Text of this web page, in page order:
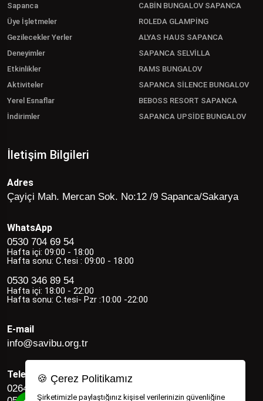
Sapanca
Üye İşletmeler
Gezilecekler Yerler
Deneyimler
Etkinlikler
Aktiviteler
Yerel Esnaflar
İndirimler
CABİN BUNGALOV SAPANCA
ROLEDA GLAMPİNG
ALYAS HAUS SAPANCA
SAPANCA SELVİLLA
RAMS BUNGALOV
SAPANCA SİLENCE BUNGALOV
BEBOSS RESORT SAPANCA
SAPANCA UPSİDE BUNGALOV
İletişim Bilgileri
Adres
Çayiçi Mah. Mercan Sok. No:12 /9 Sapanca/Sakarya
WhatsApp
0530 704 69 54
Hafta içi: 09:00 - 18:00
Hafta sonu: C.tesi : 09:00 - 18:00
0530 346 89 54
Hafta içi: 18:00 - 22:00
Hafta sonu: C.tesi- Pzr :10:00 -22:00
E-mail
info@savibu.org.tr
Telefon
0264 582 12 17
🍪 Çerez Politikamız
Şirketimizle paylaştığınız kişisel verilerinizin güvenliğine